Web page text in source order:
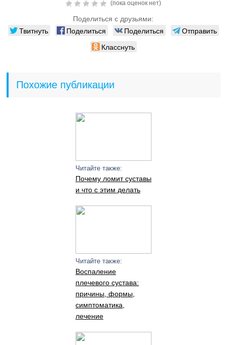
(пока оценок нет)
Поделиться с друзьями:
Твитнуть Поделиться Поделиться
Отправить
Класснуть
Похожие публикации
Читайте также:
Почему ломит суставы
и что с этим делать
Читайте также:
Воспаление
плечевого сустава:
причины, формы,
симптоматика,
лечение